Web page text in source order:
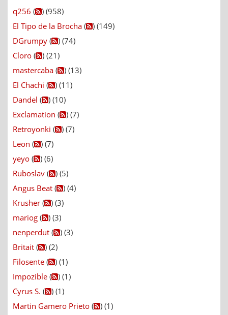
q256 (
) (958)
El Tipo de la Brocha (
) (149)
DGrumpy (
) (74)
Cloro (
) (21)
mastercaba (
) (13)
El Chachi (
) (11)
Dandel (
) (10)
Exclamation (
) (7)
Retroyonki (
) (7)
Leon (
) (7)
yeyo (
) (6)
Ruboslav (
) (5)
Angus Beat (
) (4)
Krusher (
) (3)
mariog (
) (3)
nenperdut (
) (3)
Britait (
) (2)
Filosente (
) (1)
Impozible (
) (1)
Cyrus S. (
) (1)
Martin Gamero Prieto ( ) (1)